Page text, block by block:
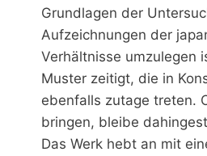
Grundlagen der
Aufzeichnungen der
Verhältnisse umzulegen
Muster zeitigt, die in
ebenfalls zutage treten.
bringen, bleibe
Das Werk hebt an mit